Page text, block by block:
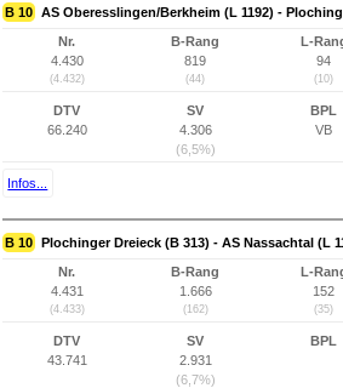
B 10 AS Oberesslingen/Berkheim (L 1192) -
Nr.
4.430
(4.432)
B-Rang
819
(44)
L-
94
(10)
DTV
66.240
SV
4.306
(6,5%)
BPL
VB
Infos...
B 10 Plochinger Dreieck (B 313) - AS Nassachtal (L
Nr.
4.431
(4.433)
B-Rang
1.666
(162)
L-
152
(35)
DTV
43.741
SV
2.931
(6,7%)
BPL